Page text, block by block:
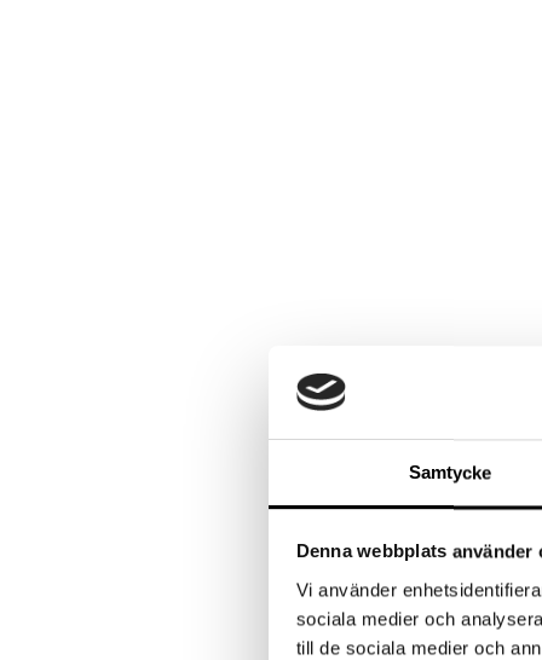
Samtycke
Denna webbplats använder
Vi använder
sociala medier och
till de sociala medier och